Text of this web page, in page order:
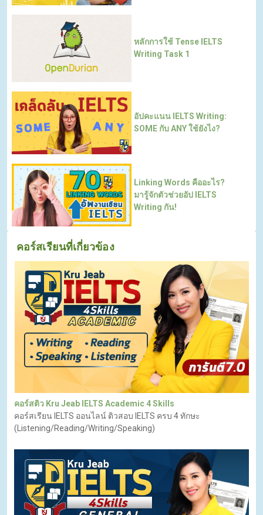
หลักการใช้ Tense IELTS
Writing Task 1
อัปคะแนน IELTS Writing:
SOME กับ ANY ใช้ยังไง?
Linking Words คืออะไร?
มารู้จักตัวช่วยอัป IELTS
Writing กัน!
คอร์สเรียนที่เกี่ยวข้อง
คอร์สติว Kru Jeab IELTS Academic 4 Skills
คอร์สเรียน IELTS ออนไลน์ ติวสอบ IELTS ครบ 4 ทักษะ
(Listening/Reading/Writing/Speaking)